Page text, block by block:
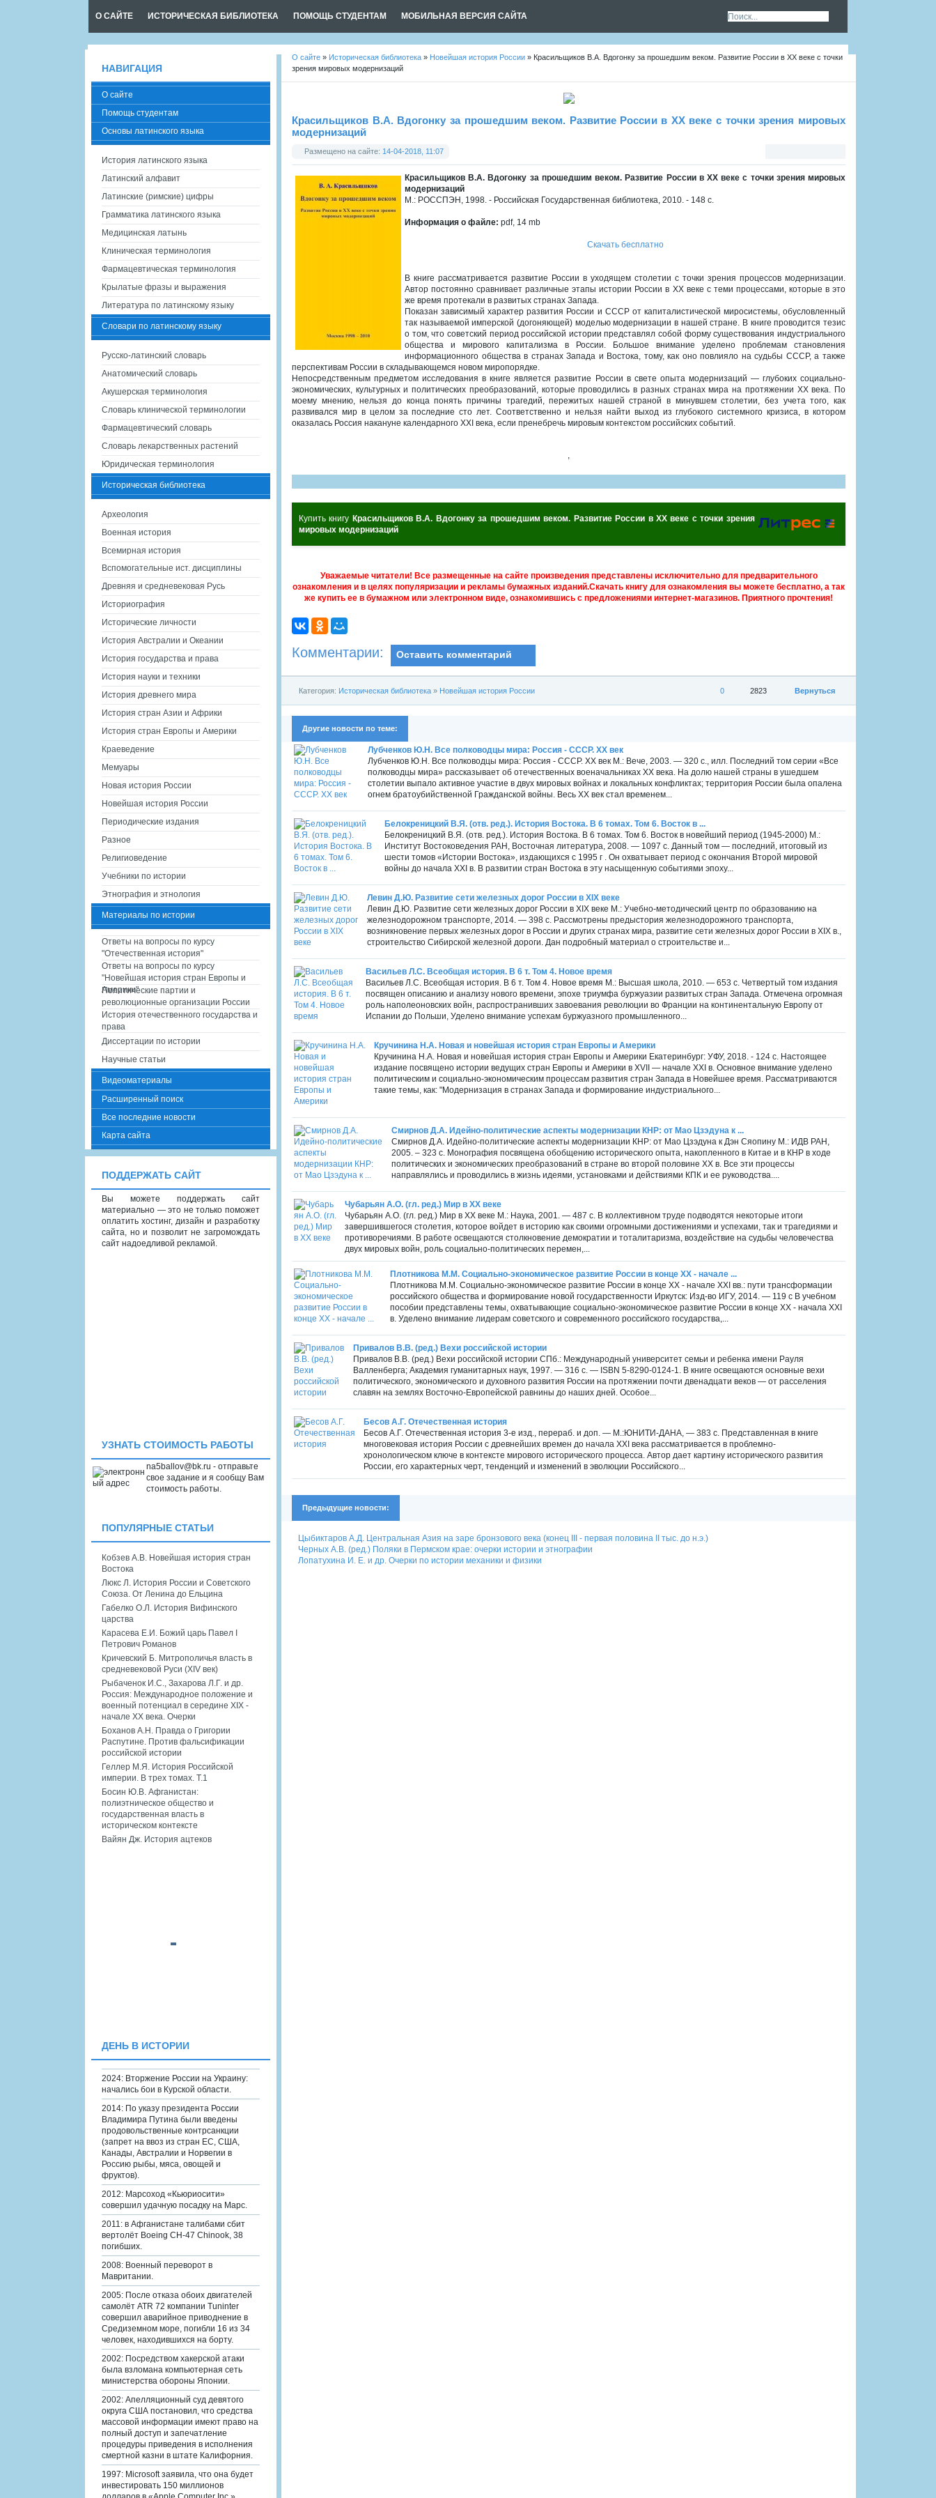
О САЙТЕ ИСТОРИЧЕСКАЯ БИБЛИОТЕКА ПОМОЩЬ СТУДЕНТАМ МОБИЛЬНАЯ ВЕРСИЯ САЙТА
О сайте » Историческая библиотека » Новейшая история России » Красильщиков В.А. Вдогонку за прошедшим веком. Развитие России в XX веке с точки
зрения мировых модернизаций
Красильщиков В.А. Вдогонку за прошедшим веком. Развитие России в XX веке с точки зрения мировых
модернизаций
Размещено на сайте: 14-04-2018, 11:07
Красильщиков В.А. Вдогонку за прошедшим веком. Развитие России в XX веке с точки зрения мировых
модернизаций
М.: РОССПЭН, 1998. - Российская Государственная библиотека, 2010. - 148 с.
Информация о файле: pdf, 14 mb
Скачать бесплатно
В книге рассматривается развитие России в уходящем столетии с точки зрения процессов модернизации.
Автор постоянно сравнивает различные этапы истории России в XX веке с теми процессами, которые в это
же время протекали в развитых странах Запада.
Показан зависимый характер развития России и СССР от капиталистической миросистемы, обусловленный
так называемой имперской (догоняющей) моделью модернизации в нашей стране. В книге проводится тезис
о том, что советский период российской истории представлял собой форму существования индустриального
общества и мирового капитализма в России. Большое внимание уделено проблемам становления
информационного общества в странах Запада и Востока, тому, как оно повлияло на судьбы СССР, а также
перспективам России в складывающемся новом миропорядке.
Непосредственным предметом исследования в книге является развитие России в свете опыта модернизаций — глубоких социально-
экономических, культурных и политических преобразований, которые проводились в разных странах мира на протяжении XX века. По
моему мнению, нельзя до конца понять причины трагедий, пережитых нашей страной в минувшем столетии, без учета того, как
развивался мир в целом за последние сто лет. Соответственно и нельзя найти выход из глубокого системного кризиса, в котором
оказалась Россия накануне календарного XXI века, если пренебречь мировым контекстом российских событий.
,
Купить книгу Красильщиков В.А. Вдогонку за прошедшим веком. Развитие России в XX веке с точки зрения
мировых модернизаций
Уважаемые читатели! Все размещенные на сайте произведения представлены исключительно для предварительного
ознакомления и в целях популяризации и рекламы бумажных изданий.Скачать книгу для ознакомления вы можете бесплатно, а так
же купить ее в бумажном или электронном виде, ознакомившись с предложениями интернет-магазинов. Приятного прочтения!
Комментарии: Оставить комментарий
Вернуться
2823
0
Категория: Историческая библиотека » Новейшая история России
Другие новости по теме:
Лубченков Ю.Н. Все полководцы мира: Россия - СССР. XX век
Лубченков Ю.Н. Все полководцы мира: Россия - СССР. XX век М.: Вече, 2003. — 320 с., илл. Последний том серии «Все
полководцы мира» рассказывает об отечественных военачальниках XX века. На долю нашей страны в ушедшем
столетии выпало активное участие в двух мировых войнах и локальных конфликтах; территория России была опалена
огнем братоубийственной Гражданской войны. Весь XX век стал временем...
Белокреницкий В.Я. (отв. ред.). История Востока. В 6 томах. Том 6. Восток в ...
Белокреницкий В.Я. (отв. ред.). История Востока. В 6 томах. Том 6. Восток в новейший период (1945-2000) М.:
Институт Востоковедения РАН, Восточная литература, 2008. — 1097 с. Данный том — последний, итоговый из
шести томов «Истории Востока», издающихся с 1995 г . Он охватывает период с окончания Второй мировой
войны до начала XXI в. В развитии стран Востока в эту насыщенную событиями эпоху...
Левин Д.Ю. Развитие сети железных дорог России в XIX веке
Левин Д.Ю. Развитие сети железных дорог России в XIX веке М.: Учебно-методический центр по образованию на
железнодорожном транспорте, 2014. — 398 с. Рассмотрены предыстория железнодорожного транспорта,
возникновение первых железных дорог в России и других странах мира, развитие сети железных дорог России в XIX в.,
строительство Сибирской железной дороги. Дан подробный материал о строительстве и...
Васильев Л.С. Всеобщая история. В 6 т. Том 4. Новое время
Васильев Л.С. Всеобщая история. В 6 т. Том 4. Новое время М.: Высшая школа, 2010. — 653 с. Четвертый том издания
посвящен описанию и анализу нового времени, эпохе триумфа буржуазии развитых стран Запада. Отмечена огромная
роль наполеоновских войн, распространивших завоевания революции во Франции на континентальную Европу от
Испании до Польши, Уделено внимание успехам буржуазного промышленного...
Кручинина Н.А. Новая и новейшая история стран Европы и Америки
Кручинина Н.А. Новая и новейшая история стран Европы и Америки Екатеринбург: УФУ, 2018. - 124 с. Настоящее
издание посвящено истории ведущих стран Европы и Америки в XVII — начале XXI в. Основное внимание уделено
политическим и социально-экономическим процессам развития стран Запада в Новейшее время. Рассматриваются
такие темы, как: "Модернизация в странах Запада и формирование индустриального...
Смирнов Д.А. Идейно-политические аспекты модернизации КНР: от Мао Цзэдуна к ...
Смирнов Д.А. Идейно-политические аспекты модернизации КНР: от Мао Цзэдуна к Дэн Сяопину М.: ИДВ РАН,
2005. – 323 с. Монография посвящена обобщению исторического опыта, накопленного в Китае и в КНР в ходе
политических и экономических преобразований в стране во второй половине XX в. Все эти процессы
направлялись и проводились в жизнь идеями, установками и действиями КПК и ее руководства....
Чубарьян А.О. (гл. ред.) Мир в XX веке
Чубарьян А.О. (гл. ред.) Мир в XX веке М.: Наука, 2001. — 487 с. В коллективном труде подводятся некоторые итоги
завершившегося столетия, которое войдет в историю как своими огромными достижениями и успехами, так и трагедиями и
противоречиями. В работе освещаются столкновение демократии и тоталитаризма, воздействие на судьбы человечества
двух мировых войн, роль социально-политических перемен,...
Плотникова М.М. Социально-экономическое развитие России в конце ХХ - начале ...
Плотникова М.М. Социально-экономическое развитие России в конце ХХ - начале ХХІ вв.: пути трансформации
российского общества и формирование новой государственности Иркутск: Изд-во ИГУ, 2014. — 119 с В учебном
пособии представлены темы, охватывающие социально-экономическое развитие России в конце XX - начала XXI
в. Уделено внимание лидерам советского и современного российского государства,...
Привалов В.В. (ред.) Вехи российской истории
Привалов В.В. (ред.) Вехи российской истории СПб.: Международный университет семьи и ребенка имени Рауля
Валленберга; Академия гуманитарных наук, 1997. — 316 с. — ISBN 5-8290-0124-1. В книге освещаются основные вехи
политического, экономического и духовного развития России на протяжении почти двенадцати веков — от расселения
славян на землях Восточно-Европейской равнины до наших дней. Особое...
Бесов А.Г. Отечественная история
Бесов А.Г. Отечественная история 3-е изд., перераб. и доп. — М.:ЮНИТИ-ДАНА, — 383 с. Представленная в книге
многовековая история России с древнейших времен до начала ХХI века рассматривается в проблемно-
хронологическом ключе в контексте мирового исторического процесса. Автор дает картину исторического развития
России, его характерных черт, тенденций и изменений в эволюции Российского...
Предыдущие новости:
Цыбиктаров А.Д. Центральная Азия на заре бронзового века (конец III - первая половина II тыс. до н.э.)
Черных А.В. (ред.) Поляки в Пермском крае: очерки истории и этнографии
Лопатухина И. Е. и др. Очерки по истории механики и физики
НАВИГАЦИЯ
О сайте
Помощь студентам
Основы латинского языка
История латинского языка
Латинский алфавит
Латинские (римские) цифры
Грамматика латинского языка
Медицинская латынь
Клиническая терминология
Фармацевтическая терминология
Крылатые фразы и выражения
Литература по латинскому языку
Словари по латинскому языку
Русско-латинский словарь
Анатомический словарь
Акушерская терминология
Словарь клинической терминологии
Фармацевтический словарь
Словарь лекарственных растений
Юридическая терминология
Историческая библиотека
Археология
Военная история
Всемирная история
Вспомогательные ист. дисциплины
Древняя и средневековая Русь
Историография
Исторические личности
История Австралии и Океании
История государства и права
История науки и техники
История древнего мира
История стран Азии и Африки
История стран Европы и Америки
Краеведение
Мемуары
Новая история России
Новейшая история России
Периодические издания
Разное
Религиоведение
Учебники по истории
Этнография и этнология
Материалы по истории
Ответы на вопросы по курсу
"Отечественная история"
Ответы на вопросы по курсу
"Новейшая история стран Европы и
Америки"
Политические партии и
революционные организации России
История отечественного государства и
права
Диссертации по истории
Научные статьи
Видеоматериалы
Расширенный поиск
Все последние новости
Карта сайта
ПОДДЕРЖАТЬ САЙТ
Вы можете поддержать сайт
материально — это не только поможет
оплатить хостинг, дизайн и разработку
сайта, но и позволит не загромождать
сайт надоедливой рекламой.
УЗНАТЬ СТОИМОСТЬ РАБОТЫ
na5ballov@bk.ru - отправьте
свое задание и я сообщу Вам
стоимость работы.
ПОПУЛЯРНЫЕ СТАТЬИ
Кобзев А.В. Новейшая история стран
Востока
Люкс Л. История России и Советского
Союза. От Ленина до Ельцина
Габелко О.Л. История Вифинского
царства
Карасева Е.И. Божий царь Павел I
Петрович Романов
Кричевский Б. Митрополичья власть в
средневековой Руси (XIV век)
Рыбаченок И.С., Захарова Л.Г. и др.
Россия: Международное положение и
военный потенциал в середине XIX -
начале XX века. Очерки
Боханов А.Н. Правда о Григории
Распутине. Против фальсификации
российской истории
Геллер М.Я. История Российской
империи. В трех томах. Т.1
Босин Ю.В. Афганистан:
полиэтническое общество и
государственная власть в
историческом контексте
Вайян Дж. История ацтеков
ДЕНЬ В ИСТОРИИ
2024: Вторжение России на Украину:
начались бои в Курской области.
2014: По указу президента России
Владимира Путина были введены
продовольственные контрсанкции
(запрет на ввоз из стран ЕС, США,
Канады, Австралии и Норвегии в
Россию рыбы, мяса, овощей и
фруктов).
2012: Марсоход «Кьюриосити»
совершил удачную посадку на Марс.
2011: в Афганистане талибами сбит
вертолёт Boeing CH-47 Chinook, 38
погибших.
2008: Военный переворот в
Мавритании.
2005: После отказа обоих двигателей
самолёт ATR 72 компании Tuninter
совершил аварийное приводнение в
Средиземном море, погибли 16 из 34
человек, находившихся на борту.
2002: Посредством хакерской атаки
была взломана компьютерная сеть
министерства обороны Японии.
2002: Апелляционный суд девятого
округа США постановил, что средства
массовой информации имеют право на
полный доступ и запечатление
процедуры приведения в исполнения
смертной казни в штате Калифорния.
1997: Microsoft заявила, что она будет
инвестировать 150 миллионов